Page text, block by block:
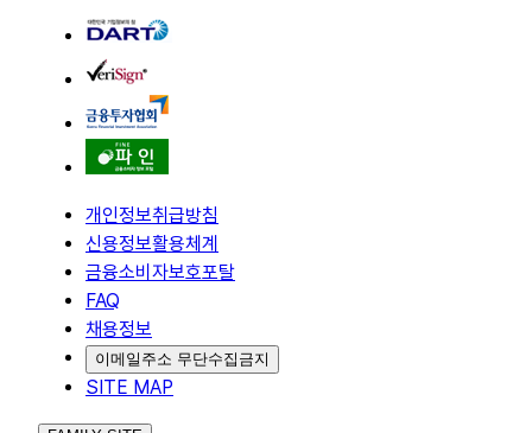
개인정보취급방침
신용정보활용체계
금융소비자보호포탈
FAQ
채용정보
이메일주소 무단수집금지
SITE MAP